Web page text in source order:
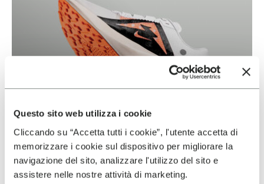
Questo sito web utilizza i cookie
Cliccando su “Accetta tutti i cookie”, l'utente accetta di
memorizzare i cookie sul dispositivo per migliorare la
navigazione del sito, analizzare l'utilizzo del sito e
assistere nelle nostre attività di marketing.